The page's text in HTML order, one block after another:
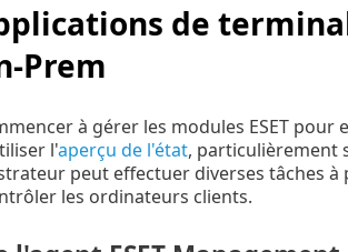
de
Prem
à gérer les modules ESET
l'aperçu de l'état, particulièrement
peut effectuer diverses tâches à
les ordinateurs clients.